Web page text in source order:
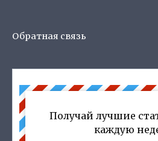
Обратная связь
Получай лучшие
каждую